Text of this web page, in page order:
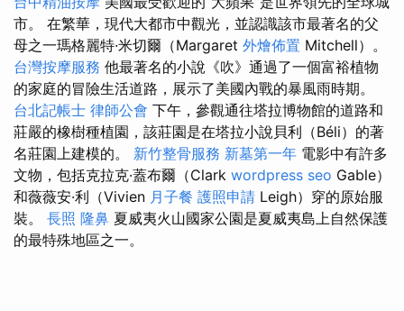
市。 在繁華，現代大都市中觀光，並認識該市最著名的父
母之一瑪格麗特·米切爾（Margaret 外燴佈置 Mitchell）。
台灣按摩服務 他最著名的小說《吹》通過了一個富裕植物
的家庭的冒險生活道路，展示了美國內戰的暴風雨時期。
台北記帳士 律師公會 下午，參觀通往塔拉博物館的道路和
莊嚴的橡樹種植園，該莊園是在塔拉小說貝利（Béli）的著
名莊園上建模的。 新竹整骨服務 新墓第一年 電影中有許多
文物，包括克拉克·蓋布爾（Clark wordpress seo Gable）
和薇薇安·利（Vivien 月子餐 護照申請 Leigh）穿的原始服
裝。 長照 隆鼻 夏威夷火山國家公園是夏威夷島上自然保護
的最特殊地區之一。